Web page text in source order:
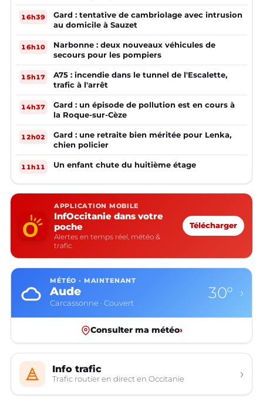
16h39
Gard : tentative de cambriolage avec intrusion
au domicile à Sauzet
16h10
Narbonne : deux nouveaux véhicules de
secours pour les pompiers
15h17
A75 : incendie dans le tunnel de l'Escalette,
trafic à l'arrêt
14h37
Gard : un épisode de pollution est en cours à
la Roque-sur-Cèze
12h02
Gard : une retraite bien méritée pour Lenka,
chien policier
11h11 Un enfant chute du huitième étage
APPLICATION MOBILE
InfOccitanie dans votre
poche
Alertes en temps réel, météo &
trafic
Télécharger
MÉTÉO · MAINTENANT
Aude
Carcassonne · Couvert
30° ›
Consulter ma météo›
Info trafic
Trafic routier en direct en Occitanie ›